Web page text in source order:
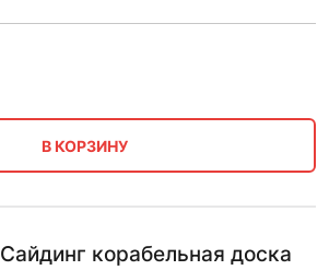
В КОРЗИНУ
Сайдинг корабельная доска